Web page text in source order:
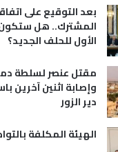
بعد التوقيع على
المشترك.. هل ستكون
الأول للحلف الجديد؟
مقتل عنصر لسلطة
وإصابة اثنين آخرين
دير الزور
الهيئة المكلفة